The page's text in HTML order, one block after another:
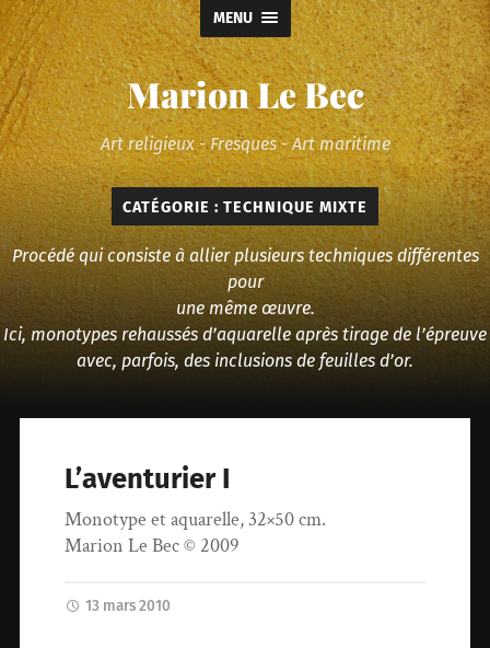
MENU
Marion Le Bec
Art religieux - Fresques - Art maritime
CATÉGORIE : TECHNIQUE MIXTE
Procédé qui consiste à allier plusieurs techniques différentes
pour
une même œuvre.
Ici, monotypes rehaussés d’aquarelle après tirage de l’épreuve
avec, parfois, des inclusions de feuilles d’or.
L’aventurier I
Monotype et aquarelle, 32×50 cm.
Marion Le Bec © 2009
13 mars 2010